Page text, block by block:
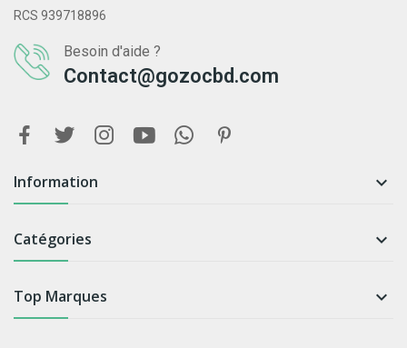
RCS 939718896
Besoin d'aide ?
Contact@gozocbd.com
Information 
Catégories 
Top Marques 